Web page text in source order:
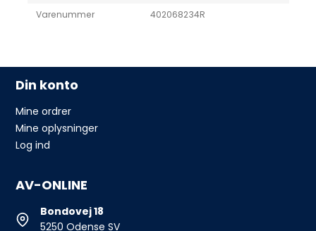
Varenummer
402068234R
Din konto
Mine ordrer
Mine oplysninger
Log ind
AV-ONLINE
Bondovej 18
5250 Odense SV